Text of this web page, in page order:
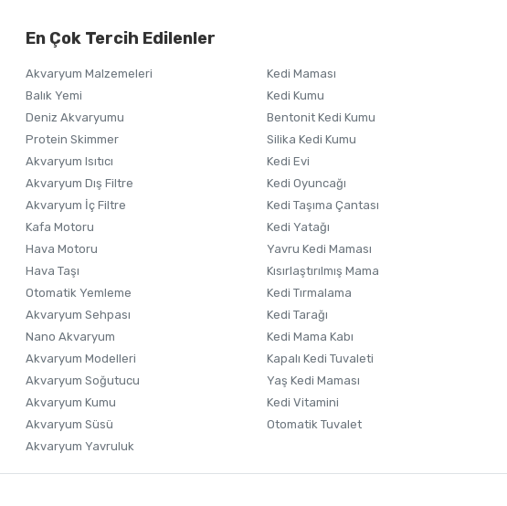
Ürün açıklamasında eksik bilgiler bulunuyor.
Ürün fiyatı diğer sitelerden daha pahalı.
Bu ürüne benzer farklı alternatifler olmalı.
En Çok Tercih Edilenler
Akvaryum Malzemeleri
Balık Yemi
Deniz Akvaryumu
Protein Skimmer
Akvaryum Isıtıcı
Akvaryum Dış Filtre
Akvaryum İç Filtre
Kafa Motoru
Hava Motoru
Hava Taşı
Otomatik Yemleme
Akvaryum Sehpası
Nano Akvaryum
Akvaryum Modelleri
Akvaryum Soğutucu
Akvaryum Kumu
Akvaryum Süsü
Akvaryum Yavruluk
Kedi Maması
Kedi Kumu
Bentonit Kedi Kumu
Silika Kedi Kumu
Kedi Evi
Kedi Oyuncağı
Kedi Taşıma Çantası
Kedi Yatağı
Yavru Kedi Maması
Kısırlaştırılmış Mama
Kedi Tırmalama
Kedi Tarağı
Kedi Mama Kabı
Kapalı Kedi Tuvaleti
Yaş Kedi Maması
Kedi Vitamini
Otomatik Tuvalet